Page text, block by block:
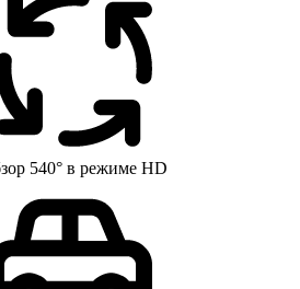
540° в режиме HD